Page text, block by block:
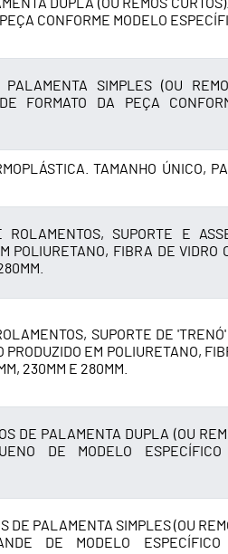
DUPLA (OU REMOS
CONFORME MODELO
SIMPLES (OU
FORMATO DA PEÇA
TAMANHO ÚNICO,
ROLAMENTOS, SUPORTE E
POLIURETANO, FIBRA DE VIDRO
SUPORTE DE
EM POLIURETANO,
230MM E 280MM.
DE PALAMENTA DUPLA (OU
DE MODELO ESPECÍFICO
DE PALAMENTA SIMPLES (OU
DE MODELO ESPECÍFICO